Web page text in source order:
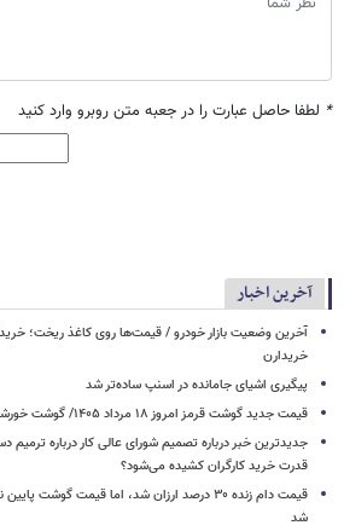
* لطفا حاصل عبارت را در جعبه متن روبرو وارد کنید
آخرین اخبار
آخرین وضعیت بازار خودرو / قیمت‌ها روی کاغذ ریخت؛
خریدارن
پیگیری اشیای جامانده در اسنپ ساده‌تر شد
قیمت جدید گوشت قرمز امروز ۱۸ مرداد ۱۴۰۵/ گوشت خورشتی کیلویی چند شد؟ + جدول
جدیدترین خبر درباره تصمیم شورای عالی کار درباره ترمیم
قدرت خرید کارگران کشیده می‌شود؟
قیمت دام زنده ۳۰ درصد ارزان شد، اما قیمت
شد